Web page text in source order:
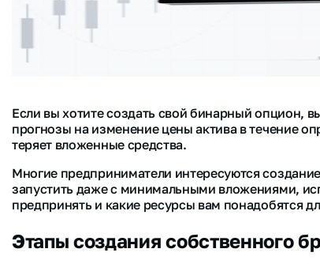
Если вы хотите создать свой бинарный опцион,
прогнозы на изменение цены актива в течение
теряет вложенные средства.
Многие предприниматели интересуются
запустить даже с минимальными вложениями,
предпринять и какие ресурсы вам понадобятся
Этапы создания собственного